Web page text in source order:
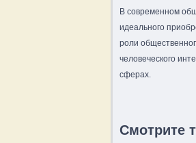
В современном
идеального
роли
человеческого
сферах.
Смотрите